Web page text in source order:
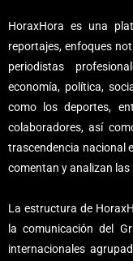
HoraxHora es una
reportajes, enfoques
periodistas
economía, política,
como los deportes,
colaboradores, así
trascendencia nacional
comentan y analizan
La estructura de
la comunicación del
internacionales